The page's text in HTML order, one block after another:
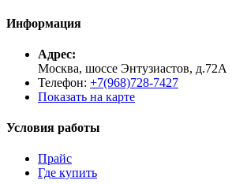
Информация
Адрес:
Москва, шоссе Энтузиастов, д.72А
Телефон: +7(968)728-7427
Показать на карте
Условия работы
Прайс
Где купить